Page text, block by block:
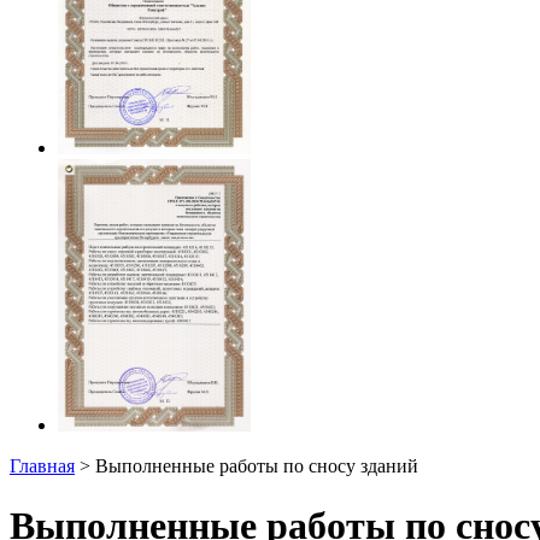
Главная > Выполненные работы по сносу зданий
Выполненные работы по